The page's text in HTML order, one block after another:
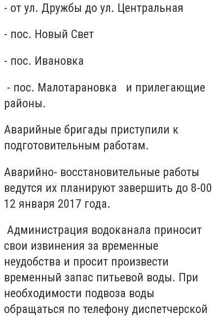
- от ул. Дружбы до ул. Центральная
- пос. Новый Свет
- пос. Ивановка
- пос. Малотарановка и прилегающие
районы.
Аварийные бригады приступили к
подготовительным работам.
Аварийно- восстановительные работы
ведутся их планируют завершить до 8-00
12 января 2017 года.
Администрация водоканала приносит
свои извинения за временные
неудобства и просит произвести
временный запас питьевой воды. При
необходимости подвоза воды
обращаться по телефону диспетчерской